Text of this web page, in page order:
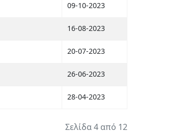
09-10-2023
16-08-2023
20-07-2023
26-06-2023
28-04-2023
Σελίδα 4 από 12